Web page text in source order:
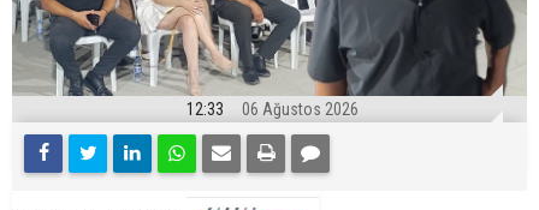
12:33 06 Ağustos 2026